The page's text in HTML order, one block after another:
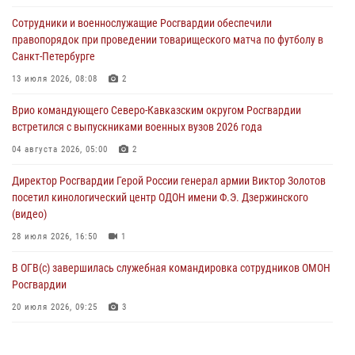
задержаны в Дагестане при силовой поддержке Росгвардии
06 августа 2026, 09:00
В Югре при силовой поддержке ОМОН Росгвардии задержаны
06 августа 2026, 08:56 2
Офицер СОБР Росгвардии выступил на окружном юнармейском
06 августа 2026, 08:27
Сотрудники и военнослужащие Росгвардии обеспечили
правопорядок при проведении товарищеского матча по футболу в
Санкт-Петербурге
13 июля 2026, 08:08 2
Врио командующего Северо-Кавказским округом Росгвардии
встретился с выпускниками военных вузов 2026 года
04 августа 2026, 05:00 2
Директор Росгвардии Герой России генерал армии Виктор Золотов
посетил кинологический центр ОДОН имени Ф.Э. Дзержинского
(видео)
28 июля 2026, 16:50 1
В ОГВ(с) завершилась служебная командировка сотрудников ОМОН
Росгвардии
20 июля 2026, 09:25 3